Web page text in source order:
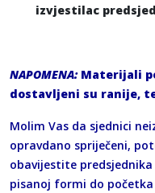
izvjestilac
NAPOMENA:Materijali
dostavljeni su ranije,
Molim Vas da sjednici
opravdano spriječeni,
obavijestite
pisanoj formi do početka